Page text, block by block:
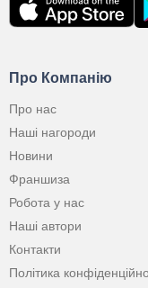
Про Компанію
Про нас
Наші нагороди
Новини
Франшиза
Робота у нас
Наші автори
Контакти
Політика